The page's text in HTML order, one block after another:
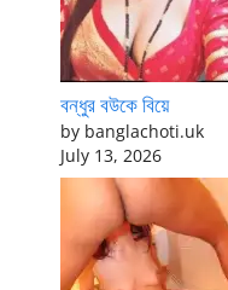
বন্ধুর বউকে বিয়ে
by banglachoti.uk
July 13, 2026